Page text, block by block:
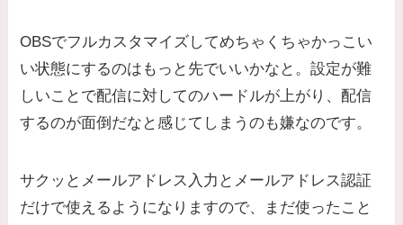
OBSでフルカスタマイズしてめちゃくちゃかっこい
い状態にするのはもっと先でいいかなと。設定が難
しいことで配信に対してのハードルが上がり、配信
するのが面倒だなと感じてしまうのも嫌なのです。
サクッとメールアドレス入力とメールアドレス認証
だけで使えるようになりますので、まだ使ったこと